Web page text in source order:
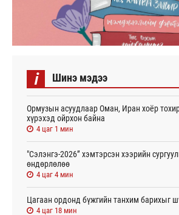
i Шинэ мэдээ
Ормузын асуудлаар Оман, Иран хоёр
хүрэхэд ойрхон байна
4 цаг 1 мин
"Сэлэнгэ-2026” хэмтэрсэн хээрийн
өндөрлөлөө
4 цаг 4 мин
Цагаан ордонд бүжгийн танхим барихыг
4 цаг 18 мин